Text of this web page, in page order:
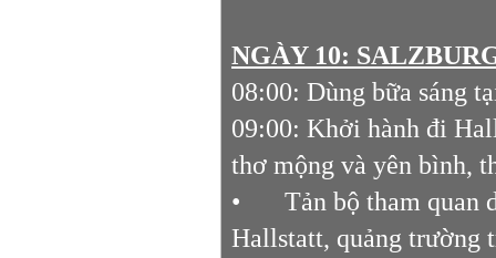
NGÀY 10:
08:00: Dùng bữa sáng
09:00: Khởi hành đi
thơ mộng và yên bình,
•
Tản bộ tham quan
Hallstatt, quảng trường